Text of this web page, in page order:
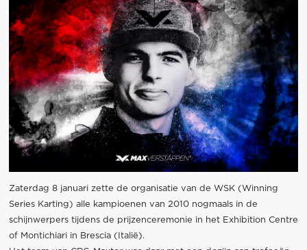
Zaterdag 8 januari zette de organisatie van de WSK (Winning
Series Karting) alle kampioenen van 2010 nogmaals in de
schijnwerpers tijdens de prijzenceremonie in het Exhibition Centre
of Montichiari in Brescia (Italië).